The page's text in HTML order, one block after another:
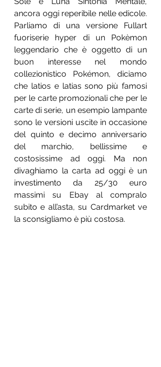
ancora oggi reperibile nelle edicole.
Parliamo di una versione Fullart
fuoriserie hyper di un Pokèmon
leggendario che è oggetto di un
buon interesse nel mondo
collezionistico Pokémon, diciamo
che latios e latias sono più famosi
per le carte promozionali che per le
carte di serie, un esempio lampante
sono le versioni uscite in occasione
del quinto e decimo anniversario
del marchio, bellissime e
costosissime ad oggi. Ma non
divaghiamo la carta ad oggi è un
investimento da 25/30 euro
massimi su Ebay al compralo
subito e all’asta, su Cardmarket ve
la sconsigliamo è più costosa.